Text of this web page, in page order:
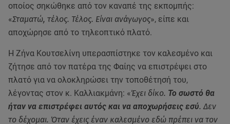
οποίος σηκώθηκε από τον καναπέ της εκπομπής:
«Σταματώ, τέλος. Τέλος. Είναι ανάγωγος», είπε και
αποχώρησε από το τηλεοπτικό πλατό.
Η Ζήνα Κουτσελίνη υπερασπίστηκε τον καλεσμένο και
ζήτησε από τον πατέρα της Φαίης να επιστρέψει στο
πλατό για να ολοκληρώσει την τοποθέτησή του,
λέγοντας στον κ. Καλλιακμάνη: «Έχει δίκο. Το σωστό θα
ήταν να επιστρέφει αυτός και να αποχωρήσεις εσύ. Δεν
το δέχομαι. Όταν έχεις έναν καλεσμένο εδώ πρέπει να τον